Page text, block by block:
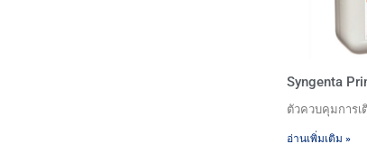
Syngenta
ตัวควบคุมการเ
อ่านเพิ่มเติม »